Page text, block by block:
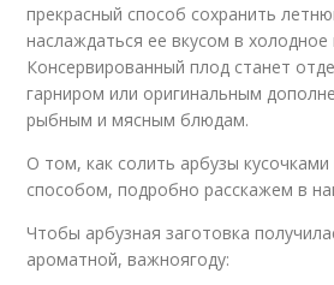
прекрасный способ сохранить
наслаждаться ее вкусом в холодное
Консервированный плод станет
гарниром или оригинальным
рыбным и мясным блюдам.
О том, как солить арбузы
способом, подробно расскажем в
Чтобы арбузная заготовка
ароматной, важноягоду: